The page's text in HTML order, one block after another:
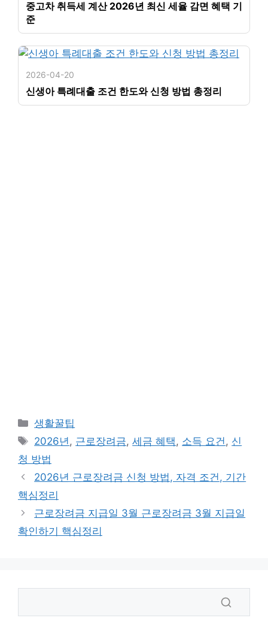
중고차 취득세 계산 2026년 최신 세율 감면 혜택 기
준
2026-04-20
신생아 특례대출 조건 한도와 신청 방법 총정리
카
테
리
생활꿀팁
태
그
2026년, 근로장려금,세금 혜택, 소득 요건, 신
청 방법
2026년 근로장려금 신청 방법, 자격 조건, 기간
핵심정리
근로장려금 지급일 3월 근로장려금 3월 지급일
확인하기 핵심정리